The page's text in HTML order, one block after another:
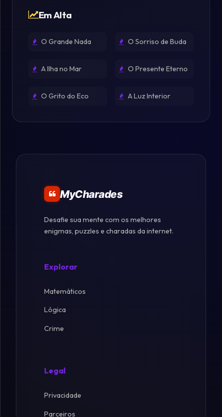
Em Alta
O Grande Nada O Sorriso de Buda
A Ilha no Mar O Presente Eterno
O Grito do Eco A Luz Interior
MyCharades
Desafie sua mente com os melhores
enigmas, puzzles e charadas da internet.
Explorar
Matemáticos
Lógica
Crime
Legal
Privacidade
Parceiros